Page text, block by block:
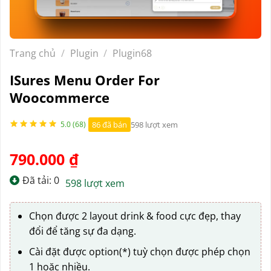
Trang chủ / Plugin / Plugin68
ISures Menu Order For
Woocommerce
5.0 (68) 86 đã bán 598 lượt xem
790.000 ₫
Đã tải: 0 598 lượt xem
Chọn được 2 layout drink & food cực đẹp, thay
đổi để tăng sự đa dạng.
Cài đặt được option(*) tuỳ chọn được phép chọn
1 hoặc nhiều.